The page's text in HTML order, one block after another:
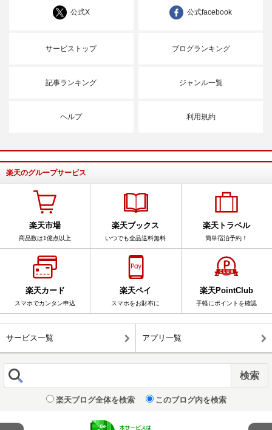
公式X 公式facebook
サービストップ ブログランキング
記事ランキング ジャンル一覧
ヘルプ 利用規約
楽天のグループサービス
楽天市場
商品数は1億点以上
楽天ブックス
いつでも全品送料無料
楽天トラベル
簡単宿泊予約！
楽天カード
スマホでカンタン申込
楽天ペイ
スマホをお財布に
楽天PointClub
手軽にポイントを確認
サービス一覧 アプリ一覧
楽天ブログ全体を検索 このブログ内を検索